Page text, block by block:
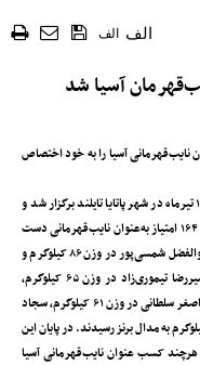
الف الف
آسیا شد
نقره و برنز عنوان نایب‌قهرمانی آسیا را به خود اختصاص
رقابت‌های کشتی آزاد جوانان قهرمانی آسیا روزهای ۱۳ و ۱۴ تیرماه در شهر پاتایا تایلند برگزار شد و
تیم ایران با کسب ۳ مدال طلا، ۲ مدال نقره و ۳ مدال برنز و ۱۶۴ امتیاز به‌عنوان نایب‌قهرمانی دست
یافت. برای تیم ایران، سبحان اسمی در وزن ۷۹ کیلوگرم، ابوالفضل شمسی‌پور در وزن ۸۶ کیلوگرم و
ابوالفضل محمدنژاد در وزن ۱۲۵ کیلوگرم به مدال طلا، امیررضا تیموری‌زاد در وزن ۶۵ کیلوگرم،
محمدمهدی ممیوند در وزن ۷۴ کیلوگرم به مدال نقره، علی‌اصغر سلطانی در وزن ۶۱ کیلوگرم، سجاد
در وزن ۷۰ کیلوگرم و امیرحسین خاکپا در وزن ۹۲ کیلوگرم به مدال برنز رسیدند. در پایان این
هرچند کسب عنوان نایب‌قهرمانی آسیا